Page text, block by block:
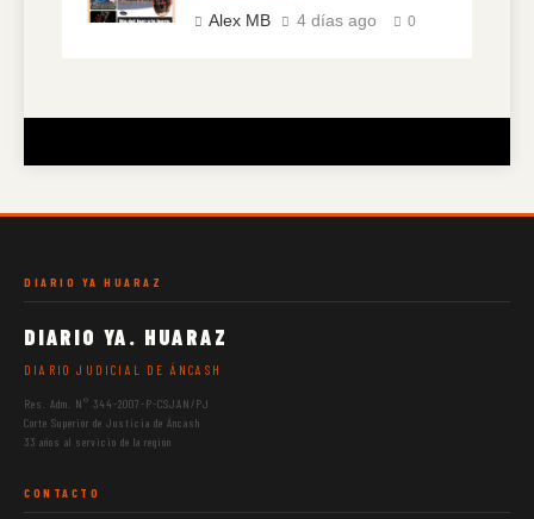
Alex MB 4 días ago 0
DIARIO YA HUARAZ
DIARIO YA. HUARAZ
DIARIO JUDICIAL DE ÁNCASH
Res. Adm. N° 344-2007-P-CSJAN/PJ
Corte Superior de Justicia de Áncash
33 años al servicio de la región
CONTACTO